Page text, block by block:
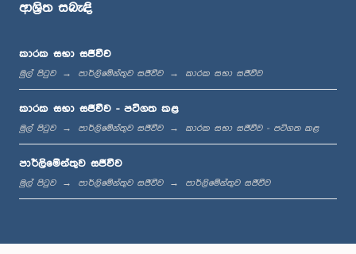
ප.ව. 1:06 - ප.ව. 1:17
ප.ව. 1:17 - ප.ව. 1:24
ආශ්‍රිත සබැඳි
කාරක සභා සජීවීව
මුල් පිටුව පාර්ලිමේන්තුව සජීවීව කාරක සභා සජීවීව
කාරක සභා සජීවීව - පටිගත කළ
මුල් පිටුව පාර්ලිමේන්තුව සජීවීව කාරක සභා සජීවීව - පටිගත කළ
පාර්ලිමේන්තුව සජීවීව
මුල් පිටුව පාර්ලිමේන්තුව සජීවීව පාර්ලිමේන්තුව සජීවීව